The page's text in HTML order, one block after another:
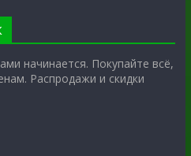
начинается. Покупайте всё,
Распродажи и скидки